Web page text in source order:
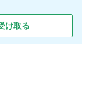
け取る